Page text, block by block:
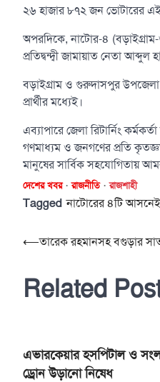
২৬ হাজার ৮৭২ জন ভোটারের
অপরদিকে, নাটোর-৪
প্রতিদ্বন্দ্বী জামায়াত নেতা
বড়াইগ্রাম ও গুরুদাসপুর উপজেলা
প্রার্থীর মধ্যেই।
এব্যাপারে জেলা রিটার্নিং
গণমাধ্যম ও জনগণের প্রতি
মানুষের সার্বিক সহযোগিতায়
দেশের খবর রাজনীতি রাজশাহী
Taggedনাটোরের ৪টি আসনেই
Post
⟵তারেক রহমানসহ বগুড়ার
Related
এভারকেয়ার হসপিটাল ও
ড্রোন উড়ানো নিষেধ